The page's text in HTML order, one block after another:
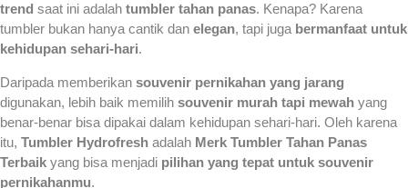
trend saat ini adalah tumbler tahan panas. Kenapa? Karena
tumbler bukan hanya cantik dan elegan, tapi juga bermanfaat untuk
kehidupan sehari-hari.
Daripada memberikan souvenir pernikahan yang jarang
digunakan, lebih baik memilih souvenir murah tapi mewah yang
benar-benar bisa dipakai dalam kehidupan sehari-hari. Oleh karena
itu, Tumbler Hydrofresh adalah Merk Tumbler Tahan Panas
Terbaik yang bisa menjadi pilihan yang tepat untuk souvenir
pernikahanmu.